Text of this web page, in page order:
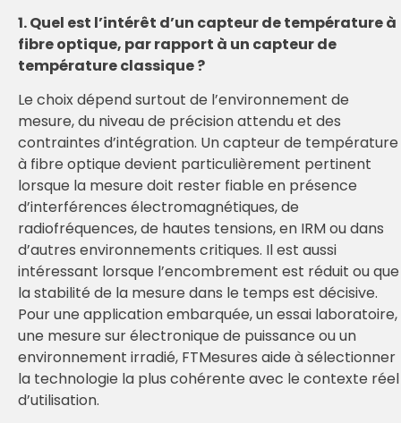
1. Quel est l’intérêt d’un capteur de température à
fibre optique, par rapport à un capteur de
température classique ?
Le choix dépend surtout de l’environnement de
mesure, du niveau de précision attendu et des
contraintes d’intégration. Un capteur de température
à fibre optique devient particulièrement pertinent
lorsque la mesure doit rester fiable en présence
d’interférences électromagnétiques, de
radiofréquences, de hautes tensions, en IRM ou dans
d’autres environnements critiques. Il est aussi
intéressant lorsque l’encombrement est réduit ou que
la stabilité de la mesure dans le temps est décisive.
Pour une application embarquée, un essai laboratoire,
une mesure sur électronique de puissance ou un
environnement irradié, FTMesures aide à sélectionner
la technologie la plus cohérente avec le contexte réel
d’utilisation.